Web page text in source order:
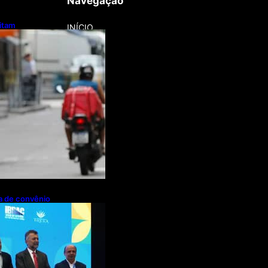
e bicicletas
de convênio
R$ 2,63
de cachaça
INÍCIO